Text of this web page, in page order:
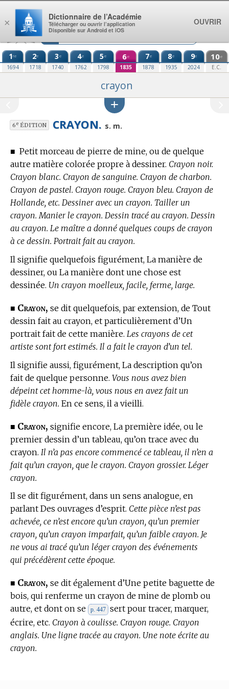
Aller au contenu
1re
1694
2e
1718
3e
1740
4e
1762
5e
1798
6e
1835
7e
1878
8e
1935
9e
2024
10e
E.C.
crayon
6eÉDITION CRAYON. s. m.
■ Petit morceau de pierre de mine, ou de quelque
autre matière colorée propre à dessiner. Crayon noir.
Crayon blanc. Crayon de sanguine. Crayon de charbon.
Crayon de pastel. Crayon rouge. Crayon bleu. Crayon de
Hollande, etc. Dessiner avec un crayon. Tailler un
crayon. Manier le crayon. Dessin tracé au crayon. Dessin
au crayon. Le maître a donné quelques coups de crayon
à ce dessin. Portrait fait au crayon.
Il signifie quelquefois figurément, La manière de
dessiner, ou La manière dont une chose est
dessinée. Un crayon moelleux, facile, ferme, large.
■ Crayon, se dit quelquefois, par extension, de Tout
dessin fait au crayon, et particulièrement d’Un
portrait fait de cette manière. Les crayons de cet
artiste sont fort estimés. Il a fait le crayon d’un tel.
Il signifie aussi, figurément, La description qu’on
fait de quelque personne. Vous nous avez bien
dépeint cet homme-là, vous nous en avez fait un
fidèle crayon. En ce sens, il a vieilli.
■ Crayon, signifie encore, La première idée, ou le
premier dessin d’un tableau, qu’on trace avec du
crayon. Il n’a pas encore commencé ce tableau, il n’en a
fait qu’un crayon, que le crayon. Crayon grossier. Léger
crayon.
Il se dit figurément, dans un sens analogue, en
parlant Des ouvrages d’esprit. Cette pièce n’est pas
achevée, ce n’est encore qu’un crayon, qu’un premier
crayon, qu’un crayon imparfait, qu’un faible crayon. Je
ne vous ai tracé qu’un léger crayon des événements
qui précédèrent cette époque.
■ Crayon, se dit également d’Une petite baguette de
bois, qui renferme un crayon de mine de plomb ou
autre, et dont on se
p. 447 sert pour tracer, marquer,
écrire, etc. Crayon à coulisse. Crayon rouge. Crayon
anglais. Une ligne tracée au crayon. Une note écrite au
crayon.
×
Dictionnaire de l’Académie
Télécharger ou ouvrir l’application
Disponible sur Android et iOS
OUVRIR